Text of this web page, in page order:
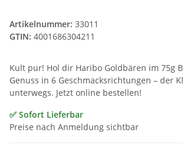
Artikelnummer: 33011
GTIN: 4001686304211
Kult pur! Hol dir Haribo Goldbären im 75g
Genuss in 6 Geschmacksrichtungen – der
unterwegs. Jetzt online bestellen!
✅ Sofort Lieferbar
Preise nach Anmeldung sichtbar